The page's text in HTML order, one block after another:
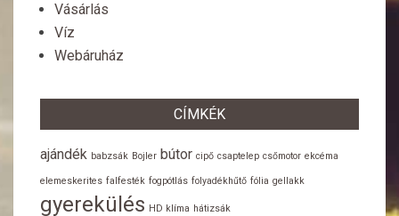
Vásárlás
Víz
Webáruház
CÍMKÉK
ajándék babzsák Bojler bútor cipő csaptelep csőmotor ekcéma
elemeskerites falfesték fogpótlás folyadékhűtő fólia gellakk
gyerekülés HD klíma hátizsák